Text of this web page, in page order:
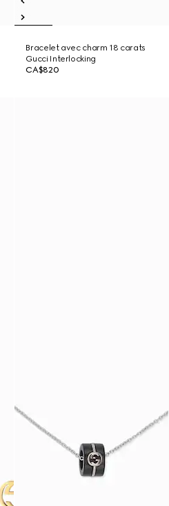
Bracelet avec charm 18 carats
Gucci Interlocking
CA$820